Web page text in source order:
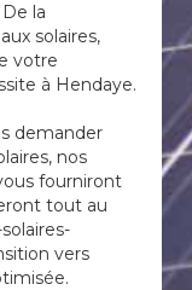
la
solaires,
votre
à Hendaye.
demander
nos
fourniront
tout au
vers